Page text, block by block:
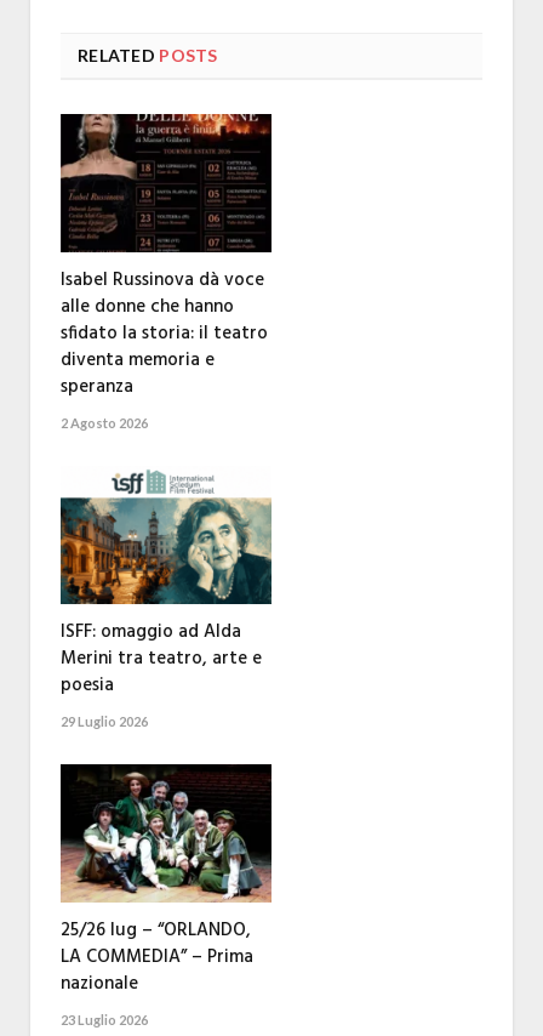
RELATED POSTS
Isabel Russinova dà voce
alle donne che hanno
sfidato la storia: il teatro
diventa memoria e
speranza
2 Agosto 2026
ISFF: omaggio ad Alda
Merini tra teatro, arte e
poesia
29 Luglio 2026
25/26 lug – “ORLANDO,
LA COMMEDIA” – Prima
nazionale
23 Luglio 2026